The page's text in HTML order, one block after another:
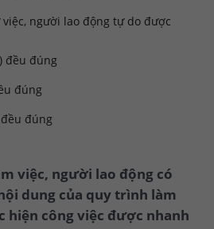
người lao động tự do được
đều đúng
đúng
đều đúng
việc, người lao động có
dung của quy trình làm
hiện công việc được nhanh